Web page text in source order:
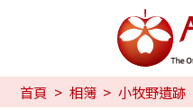
首頁 相簿 小牧野遺跡